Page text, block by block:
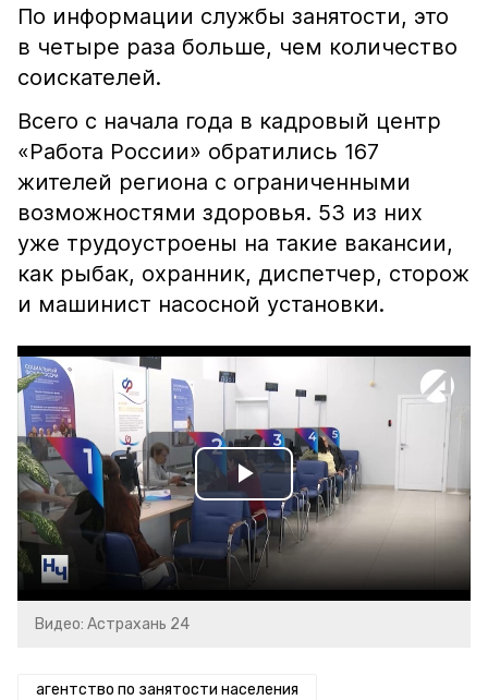
По информации службы занятости, это
в четыре раза больше, чем количество
соискателей.
Всего с начала года в кадровый центр
«Работа России» обратились 167
жителей региона с ограниченными
возможностями здоровья. 53 из них
уже трудоустроены на такие вакансии,
как рыбак, охранник, диспетчер, сторож
и машинист насосной установки.
Play
Video
Видео: Астрахань 24
агентство по занятости населения